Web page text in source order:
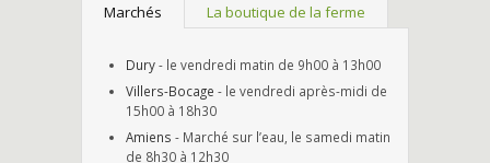
Marchés La boutique de la ferme
Dury- le vendredi matin de 9h00 à 13h00
Villers-Bocage - le vendredi après-midi de
15h00 à 18h30
Amiens - Marché sur l’eau, le samedi matin
de 8h30 à 12h30